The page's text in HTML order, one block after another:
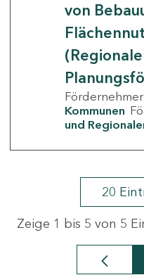
von
(Regionale
Kommunen
und
20
Zeige 1 bis 5 von 5